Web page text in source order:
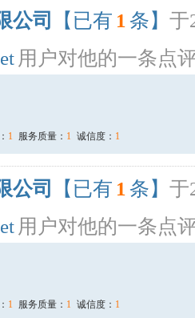
公司 【已有 1 条】 于
用户对他的一条点
1 服务质量： 1 诚信度： 1
公司 【已有 1 条】 于
用户对他的一条点
1 服务质量： 1 诚信度： 1